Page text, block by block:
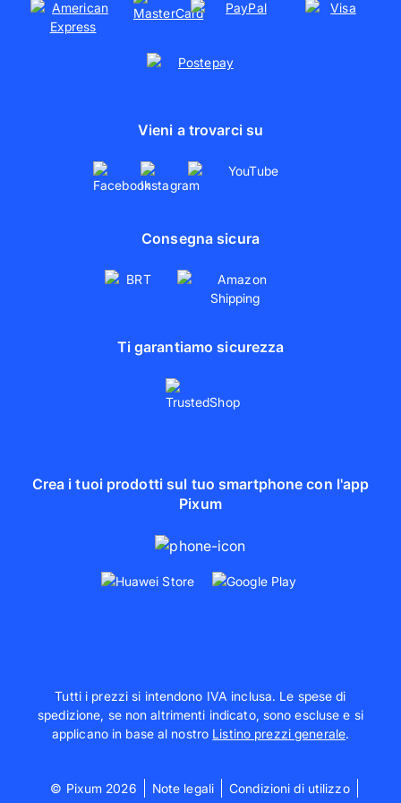
Vieni a trovarci su
Consegna sicura
Ti garantiamo sicurezza
Crea i tuoi prodotti sul tuo smartphone con l'app
Pixum
Tutti i prezzi si intendono IVA inclusa. Le spese di
spedizione, se non altrimenti indicato, sono escluse e si
applicano in base al nostro Listino prezzi generale.
© Pixum 2026 Note legali Condizioni di utilizzo